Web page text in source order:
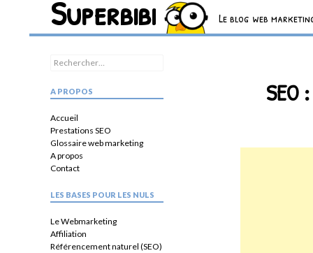
Superbibi Le blog web
Recherche
SEO
Rechercher :
A PROPOS
Accueil
Prestations SEO
Glossaire web marketing
A propos
Contact
LES BASES POUR LES NULS
Le Webmarketing
Affiliation
Référencement naturel (SEO)